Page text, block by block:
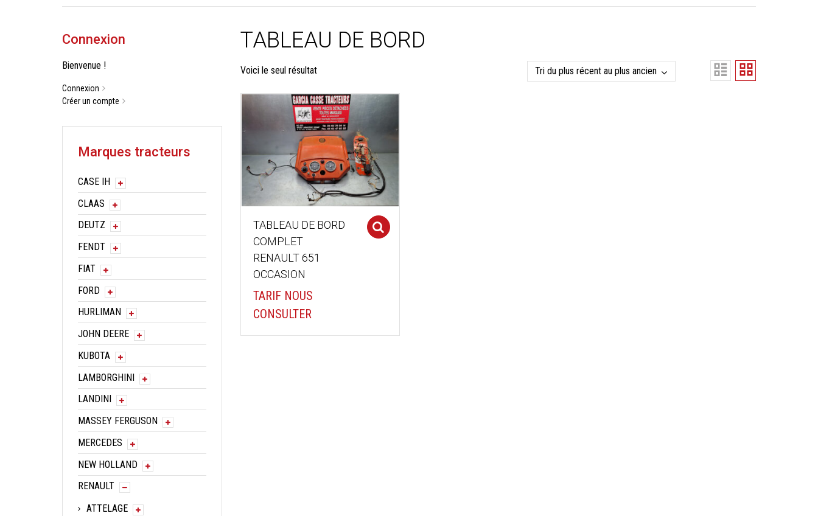
TABLEAU DE BORD
Voici le seul résultat
TABLEAU DE BORD
COMPLET
RENAULT 651
OCCASION
TARIF NOUS
CONSULTER
Connexion
Bienvenue !
Connexion
Créer un compte
Marques tracteurs
CASE IH
CLAAS
DEUTZ
FENDT
FIAT
FORD
HURLIMAN
JOHN DEERE
KUBOTA
LAMBORGHINI
LANDINI
MASSEY FERGUSON
MERCEDES
NEW HOLLAND
RENAULT
ATTELAGE